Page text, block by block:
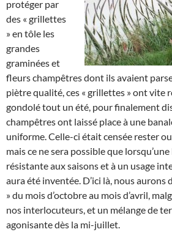
protéger par
des « grillettes
» en tôle les
grandes
graminées et
fleurs champêtres dont ils avaient
piètre qualité, ces « grillettes » ont vite
gondolé tout un été, pour finalement
champêtres ont laissé place à une
uniforme. Celle-ci était censée rester
mais ce ne sera possible que
résistante aux saisons et à un usage
aura été inventée. D’ici là, nous aurons
» du mois d’octobre au mois d’avril,
nos interlocuteurs, et un mélange de
agonisante dès la mi-juillet.